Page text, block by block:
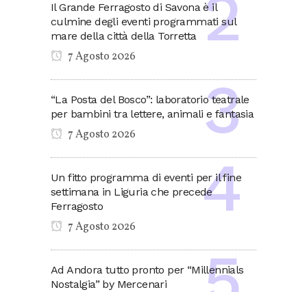
Il Grande Ferragosto di Savona è il
culmine degli eventi programmati sul
mare della città della Torretta
7 Agosto 2026
“La Posta del Bosco”: laboratorio teatrale
per bambini tra lettere, animali e fantasia
7 Agosto 2026
Un fitto programma di eventi per il fine
settimana in Liguria che precede
Ferragosto
7 Agosto 2026
Ad Andora tutto pronto per “Millennials
Nostalgia” by Mercenari